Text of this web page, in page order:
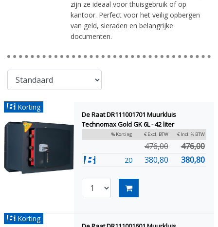
zijn ze ideaal voor thuisgebruik of op
kantoor. Perfect voor het veilig opbergen
van geld, sieraden en belangrijke
documenten.
Korting
De Raat DR111001701 Muurkluis
Technomax Gold GK 6L - 42 liter
% Korting € Excl. BTW € Incl. % BTW
476,00 476,00
20 380,80 380,80
Korting